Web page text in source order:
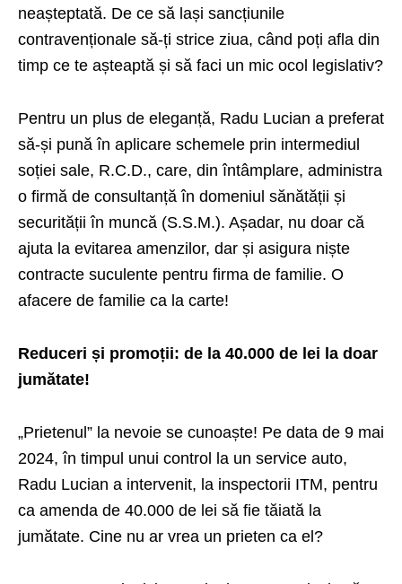
neașteptată. De ce să lași sancțiunile
contravenționale să-ți strice ziua, când poți afla din
timp ce te așteaptă și să faci un mic ocol legislativ?
Pentru un plus de eleganță, Radu Lucian a preferat
să-și pună în aplicare schemele prin intermediul
soției sale, R.C.D., care, din întâmplare, administra
o firmă de consultanță în domeniul sănătății și
securității în muncă (S.S.M.). Așadar, nu doar că
ajuta la evitarea amenzilor, dar și asigura niște
contracte suculente pentru firma de familie. O
afacere de familie ca la carte!
Reduceri și promoții: de la 40.000 de lei la doar
jumătate!
„Prietenul” la nevoie se cunoaște! Pe data de 9 mai
2024, în timpul unui control la un service auto,
Radu Lucian a intervenit, la inspectorii ITM, pentru
ca amenda de 40.000 de lei să fie tăiată la
jumătate. Cine nu ar vrea un prieten ca el?